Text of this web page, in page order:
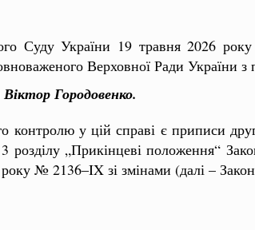
Суду України 19 травня 2026
Верховної Ради України
Віктор Городовенко.
контролю у цій справі є приписи
розділу „Прикінцеві положення“
№ 2136‒IX зі змінами (далі –